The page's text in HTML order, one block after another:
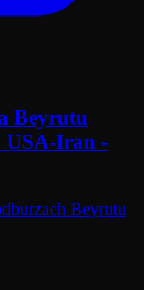
Beyrutu
USA-Iran -
Beyrutu